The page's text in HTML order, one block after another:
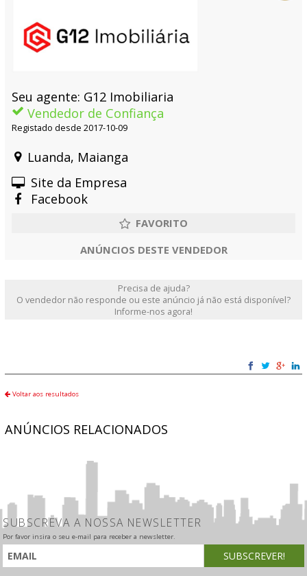
Seu agente: G12 Imobiliaria
Vendedor de Confiança
Registado desde 2017-10-09
Luanda, Maianga
Site da Empresa
Facebook
ANÚNCIOS DESTE VENDEDOR
Precisa de ajuda?
O vendedor não responde ou este anúncio já não está disponível?
Informe-nos agora!
Voltar aos resultados
ANÚNCIOS RELACIONADOS
SUBSCREVA A NOSSA NEWSLETTER
Por favor insira o seu e-mail para receber a newsletter.